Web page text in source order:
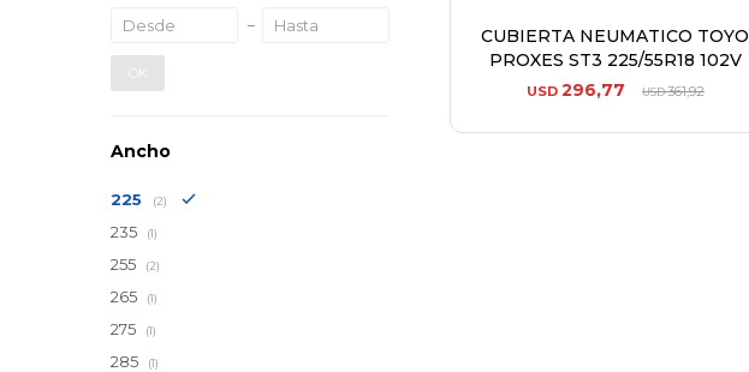
CUBIERTA NEUMATICO TOYO
PROXES ST3 225/55R18 102V
USD 296,77 USD361,92
OK
Ancho
225 (2)
235 (1)
255 (2)
265 (1)
275 (1)
285 (1)